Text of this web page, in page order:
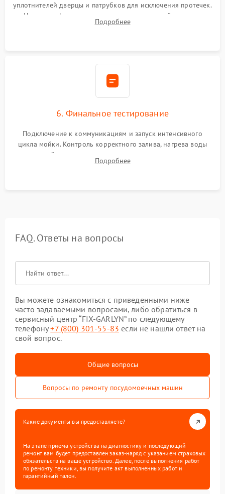
уплотнителей дверцы и патрубков для исключения протечек.
Надежная фиксация хомутов гидравлической системы,
сборка корпуса и установка датчика поплавка.
Подробнее
6. Финальное тестирование
Подключение к коммуникациям и запуск интенсивного
цикла мойки. Контроль корректного залива, нагрева воды
до нужной температуры, отсутствия посторонних шумов,
штатного слива и абсолютной сухости в поддоне.
Подробнее
FAQ. Ответы на вопросы
Вы можете ознакомиться с приведенными ниже
часто задаваемыми вопросами, либо обратиться в
сервисный центр “FIX-GARLYN” по следующему
телефону+7 (800) 301-55-83 если не нашли ответ на
свой вопрос.
Общие вопросы
Вопросы по ремонту посудомоечных машин
Какие документы вы предоставляете?
На этапе приема устройства на диагностику и последующий
ремонт вам будет предоставлен заказ-наряд с указанием страховых
обязательств на ваше устройство. Далее, после выполнения работ
по ремонту техники, вы получите акт выполненных работ и
гарантийный талон.